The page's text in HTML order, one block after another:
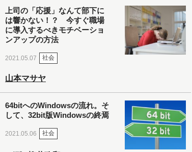
上司の「応援」なんて部下に
は響かない！？ 今すぐ職場
に導入するべきモチベーショ
ンアップの方法
2021.05.07 社会
山本マサヤ
64bitへのWindowsの流れ。そ
して、32bit版Windowsの終焉
2021.05.06 社会